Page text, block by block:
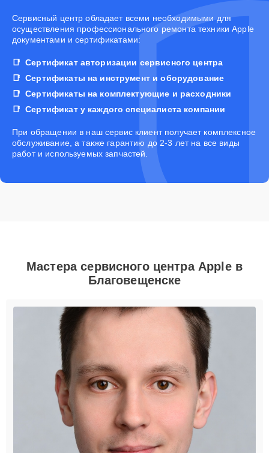
Cервисный центр обладает всеми необходимыми для
осуществления профессионального ремонта техники Apple
документами и сертификатами:
Сертификат авторизации сервисного центра
Сертификаты на инструмент и оборудование
Сертификаты на комплектующие и расходники
Сертификат у каждого специалиста компании
При обращении в наш сервис клиент получает комплексное
обслуживание, а также гарантию до 2-3 лет на все виды
работ и используемых запчастей.
Мастера сервисного центра Apple в
Благовещенске